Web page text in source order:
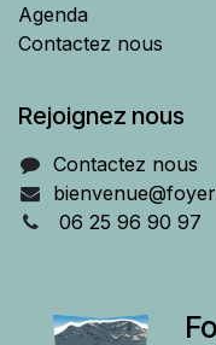
Agenda
Contactez nous
Rejoignez nous
Contactez nous
06 25 96 90 97